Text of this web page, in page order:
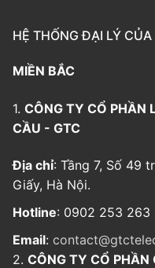
HỆ THỐNG ĐẠI LÝ CỦA
MIỀN BẮC
1. CÔNG TY CỔ PHẦN
CẦU - GTC
Địa chỉ: Tầng 7, Số 49
Giấy, Hà Nội.
Hotline: 0902 253 263
Email:
2. CÔNG TY CỔ PHẦN